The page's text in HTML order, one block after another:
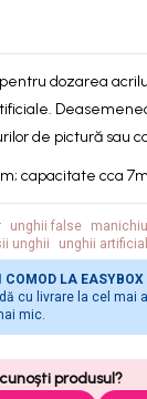
dozarea
de pictură sau
capacitate cca
unghii false
unghii unghii
LA EASYBOX
cu livrare la cel mai
mic.